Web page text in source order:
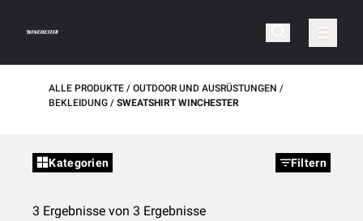
ALLE PRODUKTE
OUTDOOR UND AUSRÜSTUNGEN
BEKLEIDUNG
SWEATSHIRT WINCHESTER
Kategorien Filtern
3 Ergebnisse von 3 Ergebnisse